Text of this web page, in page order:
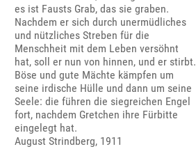
es ist Fausts Grab, das sie graben.
Nachdem er sich durch unermüdliches
und nützliches Streben für die
Menschheit mit dem Leben versöhnt
hat, soll er nun von hinnen, und er stirbt.
Böse und gute Mächte kämpfen um
seine irdische Hülle und dann um seine
Seele: die führen die siegreichen Engel
fort, nachdem Gretchen ihre Fürbitte
eingelegt hat.
August Strindberg, 1911